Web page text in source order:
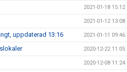
2021-01-18 15:12
2021-01-12 13:08
uppdaterad 13:16 2021-01-11 09:46
2020-12-22 11:05
2020-12-08 11:24